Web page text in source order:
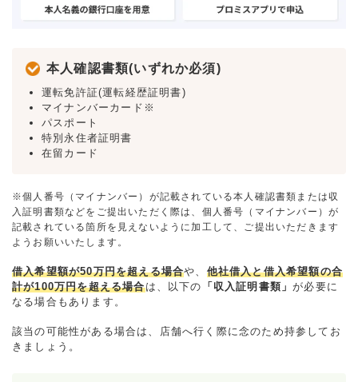
本人確認書類(いずれか必須)
運転免許証(運転経歴証明書)
マイナンバーカード※
パスポート
特別永住者証明書
在留カード
※個人番号（マイナンバー）が記載されている本人確認書類または収
入証明書類などをご提出いただく際は、個人番号（マイナンバー）が
記載されている箇所を見えないように加工して、ご提出いただきます
ようお願いいたします。
借入希望額が50万円を超える場合や、 他社借入と借入希望額の合
計が100万円を超える場合は、以下の 「収入証明書類」が必要に
なる場合もあります。
該当の可能性がある場合は、店舗へ行く際に念のため持参してお
きましょう。